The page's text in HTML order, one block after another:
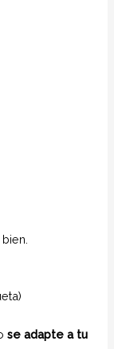
se adapte a tu